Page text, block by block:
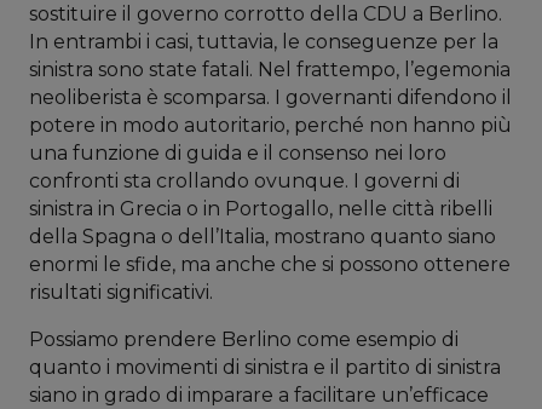
sostituire il governo corrotto della CDU a Berlino.
In entrambi i casi, tuttavia, le conseguenze per la
sinistra sono state fatali. Nel frattempo, l’egemonia
neoliberista è scomparsa. I governanti difendono il
potere in modo autoritario, perché non hanno più
una funzione di guida e il consenso nei loro
confronti sta crollando ovunque. I governi di
sinistra in Grecia o in Portogallo, nelle città ribelli
della Spagna o dell’Italia, mostrano quanto siano
enormi le sfide, ma anche che si possono ottenere
risultati significativi.
Possiamo prendere Berlino come esempio di
quanto i movimenti di sinistra e il partito di sinistra
siano in grado di imparare a facilitare un’efficace